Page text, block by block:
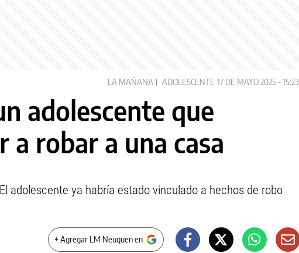
LA MAÑANA ADOLESCENTE 17 DE MAYO 2025 - 15:23
adolescente que
robar a una casa
adolescente ya habría estado vinculado a hechos de robo
+ Agregar LM Neuquen en